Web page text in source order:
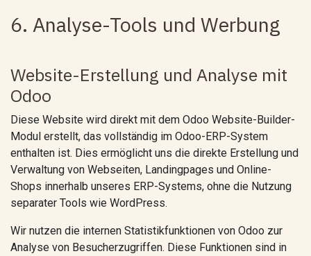
6. Analyse-Tools und Werbung
Website-Erstellung und Analyse mit
Odoo
Diese Website wird direkt mit dem Odoo Website-Builder-
Modul erstellt, das vollständig im Odoo-ERP-System
enthalten ist. Dies ermöglicht uns die direkte Erstellung und
Verwaltung von Webseiten, Landingpages und Online-
Shops innerhalb unseres ERP-Systems, ohne die Nutzung
separater Tools wie WordPress.
Wir nutzen die internen Statistikfunktionen von Odoo zur
Analyse von Besucherzugriffen. Diese Funktionen sind in